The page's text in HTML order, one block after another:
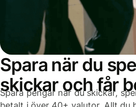
Spara när du
skickar och får
Spara pengar när du skickar,